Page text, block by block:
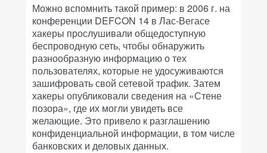
Можно вспомнить такой пример: в 2006 г. на
конференции DEFCON 14 в Лас-Вегасе
хакеры прослушивали общедоступную
беспроводную сеть, чтобы обнаружить
разнообразную информацию о тех
пользователях, которые не удосуживаются
зашифровать свой сетевой трафик. Затем
хакеры опубликовали сведения на «Стене
позора», где их могли увидеть все
желающие. Это привело к разглашению
конфиденциальной информации, в том числе
банковских и деловых данных.